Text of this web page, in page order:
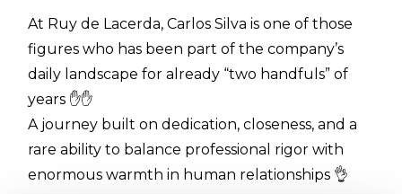
At Ruy de Lacerda, Carlos Silva is one of those
figures who has been part of the company’s
daily landscape for already “two handfuls” of
years ✋✋
A journey built on dedication, closeness, and a
rare ability to balance professional rigor with
enormous warmth in human relationships 👌